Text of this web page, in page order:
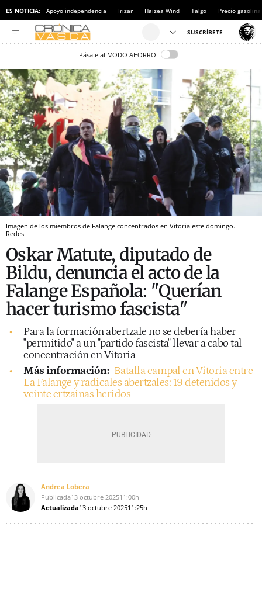
ES NOTICIA: Apoyo independencia Irizar Haizea Wind Talgo Precio gasolina
Pásate al MODO AHORRO
Imagen de los miembros de Falange concentrados en Vitoria este domingo.
Redes
Oskar Matute, diputado de
Bildu, denuncia el acto de la
Falange Española: "Querían
hacer turismo fascista"
Para la formación abertzale no se debería haber
"permitido" a un "partido fascista" llevar a cabo tal
concentración en Vitoria
Más información: Batalla campal en Vitoria entre
La Falange y radicales abertzales: 19 detenidos y
veinte ertzainas heridos
Andrea Lobera
Publicada13 octubre 202511:00h
Actualizada13 octubre 202511:25h